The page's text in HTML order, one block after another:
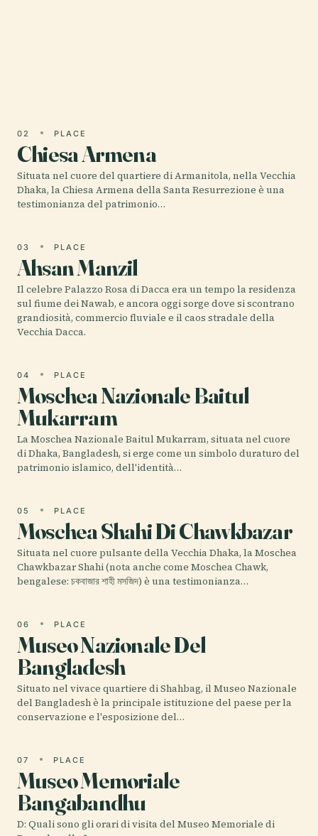
02 PLACE
Chiesa Armena
Situata nel cuore del quartiere di Armanitola, nella Vecchia
Dhaka, la Chiesa Armena della Santa Resurrezione è una
testimonianza del patrimonio…
03 PLACE
Ahsan Manzil
Il celebre Palazzo Rosa di Dacca era un tempo la residenza
sul fiume dei Nawab, e ancora oggi sorge dove si scontrano
grandiosità, commercio fluviale e il caos stradale della
Vecchia Dacca.
04 PLACE
Moschea Nazionale Baitul
Mukarram
La Moschea Nazionale Baitul Mukarram, situata nel cuore
di Dhaka, Bangladesh, si erge come un simbolo duraturo del
patrimonio islamico, dell'identità…
05 PLACE
Moschea Shahi Di Chawkbazar
Situata nel cuore pulsante della Vecchia Dhaka, la Moschea
Chawkbazar Shahi (nota anche come Moschea Chawk,
bengalese: চকবাজার শাহী মসজিদ) è una testimonianza…
06 PLACE
Museo Nazionale Del
Bangladesh
Situato nel vivace quartiere di Shahbag, il Museo Nazionale
del Bangladesh è la principale istituzione del paese per la
conservazione e l'esposizione del…
07 PLACE
Museo Memoriale
Bangabandhu
D: Quali sono gli orari di visita del Museo Memoriale di